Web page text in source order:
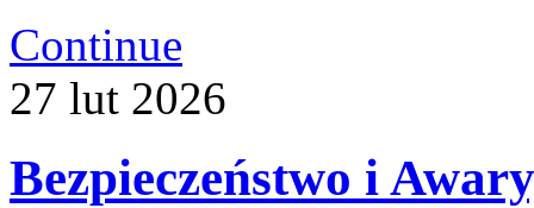
Continue
27 lut 2026
Bezpieczeństwo i